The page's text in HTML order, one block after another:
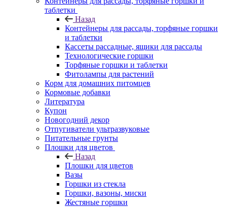
таблетки
Назад
Контейнеры для рассады, торфяные горшки
и таблетки
Кассеты рассадные, ящики для рассады
Технологические горшки
Торфяные горшки и таблетки
Фитолампы для растений
Корм для домашних питомцев
Кормовые добавки
Литература
Купон
Новогодний декор
Отпугиватели ультразвуковые
Питательные грунты
Плошки для цветов
Назад
Плошки для цветов
Вазы
Горшки из стекла
Горшки, вазоны, миски
Жестяные горшки